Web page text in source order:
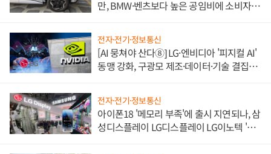
만, BMW·벤츠보다 높은 공임비에 소비자
전자·전기·정보통신
[AI 뭉쳐야 산다⑧] LG·엔비디아 '피지컬 AI'
동맹 강화, 구광모 제조·데이터·기술 결집
전자·전기·정보통신
아이폰18 '메모리 부족'에 출시 지연되나, 삼
성디스플레이 LG디스플레이 LG이노텍 '탈